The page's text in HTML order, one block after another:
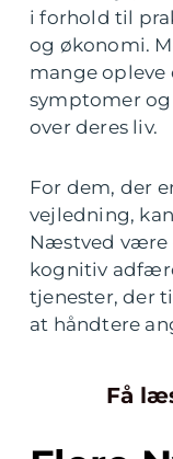
i forhold til
og økonomi.
mange
symptomer
over deres liv.
For dem, der
vejledning,
Næstved være
kognitiv
tjenester, der
at håndtere
Få